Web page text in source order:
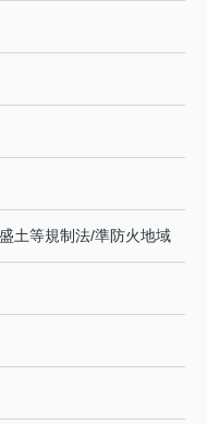
土等規制法/準防火地域